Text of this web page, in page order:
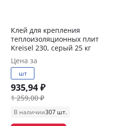
Клей для крепления
теплоизоляционных плит
Kreisel 230, серый 25 кг
Цена за
шт
935,94 ₽
1 259,00 ₽
В наличии307 шт.